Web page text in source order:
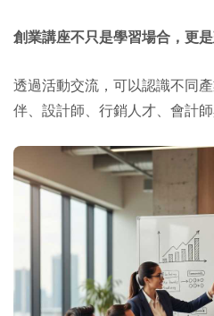
創業講座不只是學習場合，更
透過活動交流，可以認識不同
伴、設計師、行銷人才、會計師